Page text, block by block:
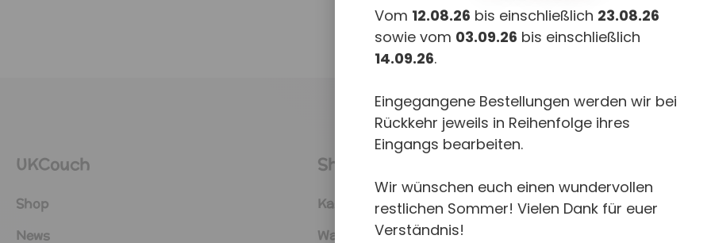
UKCouch
Shop
News
Shop
Kasse
Warenkorb
Widerruf für
Vom 12.08.26 bis einschließlich 23.08.26
sowie vom 03.09.26 bis einschließlich
14.09.26.
Eingegangene Bestellungen werden wir bei
Rückkehr jeweils in Reihenfolge ihres
Eingangs bearbeiten.
Wir wünschen euch einen wundervollen
restlichen Sommer! Vielen Dank für euer
Verständnis!